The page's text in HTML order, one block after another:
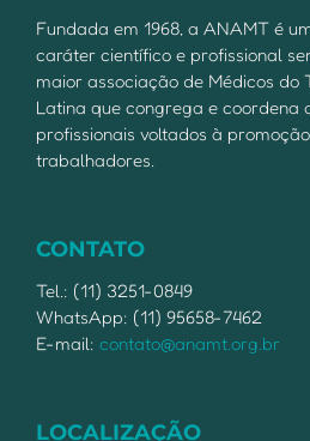
Fundada em 1968, a ANAMT é
caráter científico e profissional
maior associação de Médicos do
Latina que congrega e coordena
profissionais voltados à
trabalhadores.
CONTATO
Tel.: (11) 3251-0849
WhatsApp: (11) 95658-7462
E-mail: contato@anamt.org.br
LOCALIZAÇÃO